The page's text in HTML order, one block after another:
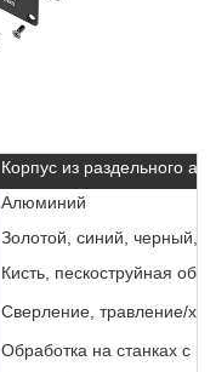
Корпус из раздельного
Алюминий
Золотой, синий, черный,
Кисть, пескоструйная
Сверление, травление/
Обработка на станках с